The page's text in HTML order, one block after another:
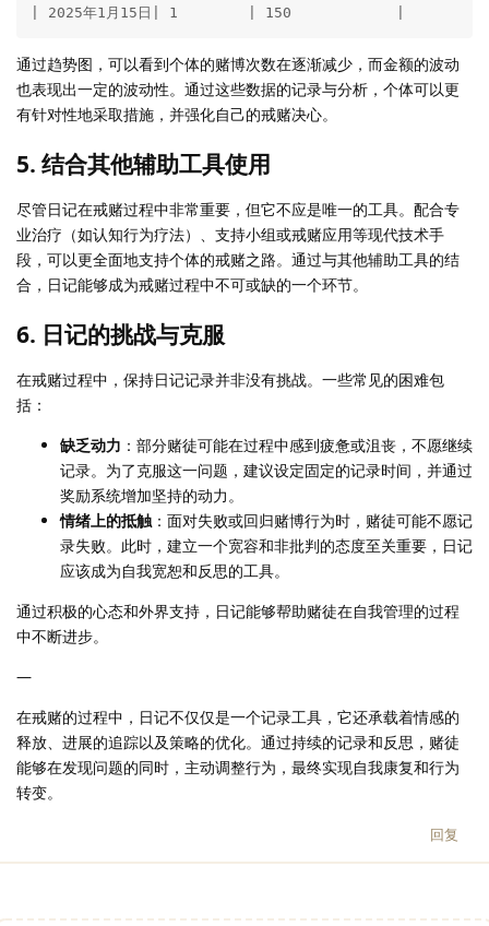
| 2025年1月15日| 1        | 150            |
通过趋势图，可以看到个体的赌博次数在逐渐减少，而金额的波动
也表现出一定的波动性。通过这些数据的记录与分析，个体可以更
有针对性地采取措施，并强化自己的戒赌决心。
5. 结合其他辅助工具使用
尽管日记在戒赌过程中非常重要，但它不应是唯一的工具。配合专
业治疗（如认知行为疗法）、支持小组或戒赌应用等现代技术手
段，可以更全面地支持个体的戒赌之路。通过与其他辅助工具的结
合，日记能够成为戒赌过程中不可或缺的一个环节。
6. 日记的挑战与克服
在戒赌过程中，保持日记记录并非没有挑战。一些常见的困难包
括：
缺乏动力 ：部分赌徒可能在过程中感到疲惫或沮丧，不愿继续
记录。为了克服这一问题，建议设定固定的记录时间，并通过
奖励系统增加坚持的动力。
情绪上的抵触 ：面对失败或回归赌博行为时，赌徒可能不愿记
录失败。此时，建立一个宽容和非批判的态度至关重要，日记
应该成为自我宽恕和反思的工具。
通过积极的心态和外界支持，日记能够帮助赌徒在自我管理的过程
中不断进步。
—
在戒赌的过程中，日记不仅仅是一个记录工具，它还承载着情感的
释放、进展的追踪以及策略的优化。通过持续的记录和反思，赌徒
能够在发现问题的同时，主动调整行为，最终实现自我康复和行为
转变。
回复